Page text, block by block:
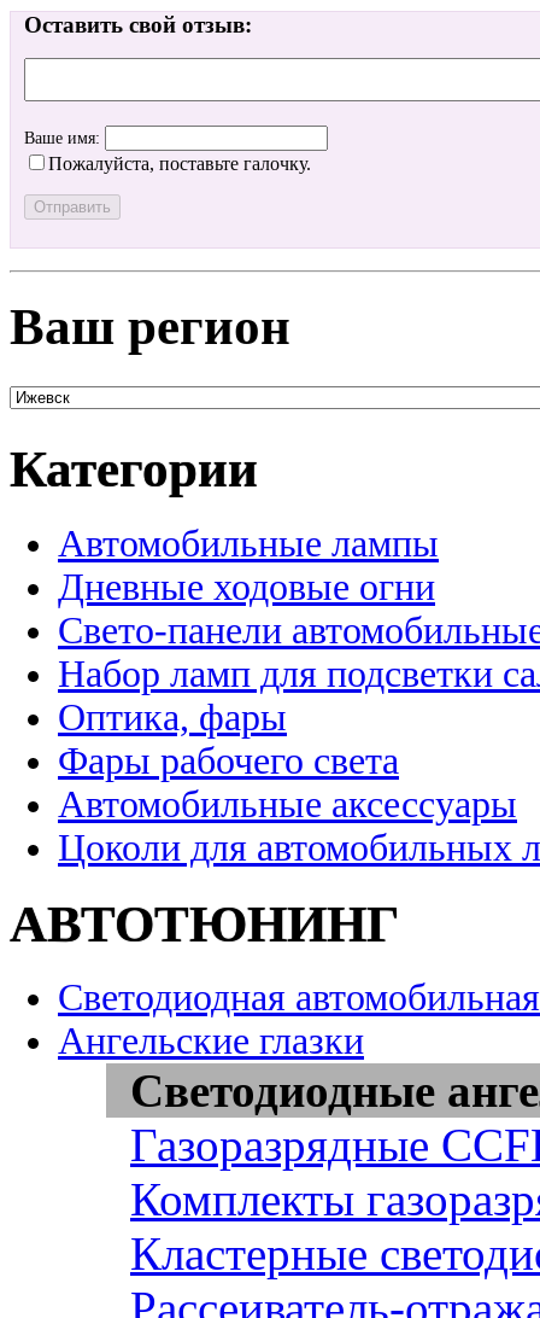
Оставить свой отзыв:
Ваше имя:
Пожалуйста, поставьте галочку.
Ваш регион
Категории
Автомобильные лампы
Дневные ходовые огни
Свето-панели
Набор ламп для подсветки
Оптика, фары
Фары рабочего света
Автомобильные аксессуары
Цоколи для автомобильных
АВТОТЮНИНГ
Светодиодная
Ангельские глазки
Светодиодные
Газоразрядные
Комплекты
Кластерные